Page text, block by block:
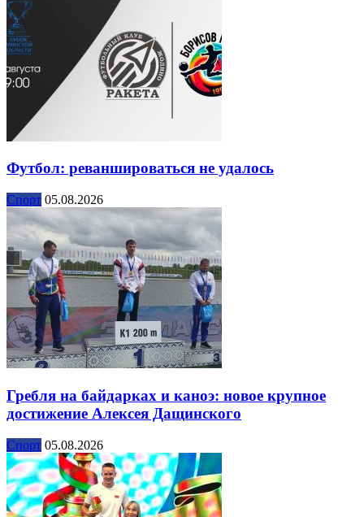
Футбол: реваншироваться не удалось
Спорт 05.08.2026
Гребля на байдарках и каноэ: новое крупное
достижение Алексея Дащинского
Спорт 05.08.2026